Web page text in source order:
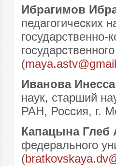
Ибрагимов
педагогических
(
Иванова
наук, старший
РАН, Россия, г.
Капацына Глеб
федерального
(